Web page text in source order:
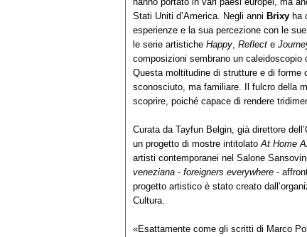
Stati Uniti d’America. Negli anni Brixy ha
esperienze e la sua percezione con le
le serie artistiche Happy, Reflect e
composizioni sembrano un
Questa moltitudine di strutture e di forme
sconosciuto, ma familiare. Il fulcro della
scoprire, poiché capace di rendere
Curata da Tayfun Belgin, già direttore
un progetto di mostre intitolato At Home
artisti contemporanei nel Salone
veneziana - foreigners everywhere -
progetto artistico è stato creato
Cultura.
«Esattamente come gli scritti di Marco